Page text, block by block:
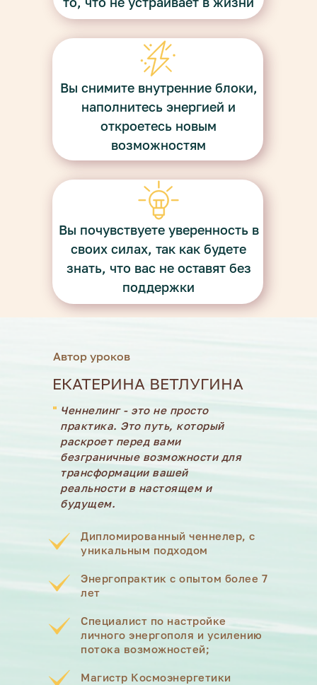
Вы снимите внутренние блоки,
наполнитесь энергией и
откроетесь новым
возможностям
Вы почувствуете уверенность в
своих силах, так как будете
знать, что вас не оставят без
поддержки
Дипломированный ченнелер, с
уникальным подходом
Энергопрактик с опытом более 7
лет
Специалист по настройке
личного энергополя и усилению
потока возможностей;
Магистр Космоэнергетики
Ченнелинг - это не просто
практика. Это путь, который
раскроет перед вами
безграничные возможности для
трансформации вашей
реальности в настоящем и
будущем.
"
Автор уроков
ЕКАТЕРИНА ВЕТЛУГИНА